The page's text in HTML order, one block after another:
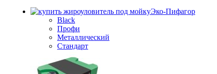
Эко-Пифагор
Black
Профи
Металлический
Стандарт